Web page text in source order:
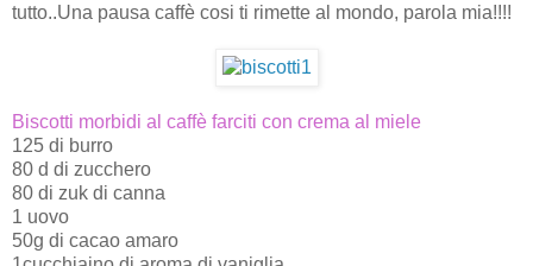
tutto..Una pausa caffè cosi ti rimette al mondo, parola mia!!!!
Biscotti morbidi al caffè farciti con crema al miele
125 di burro
80 d di zucchero
80 di zuk di canna
1 uovo
50g di cacao amaro